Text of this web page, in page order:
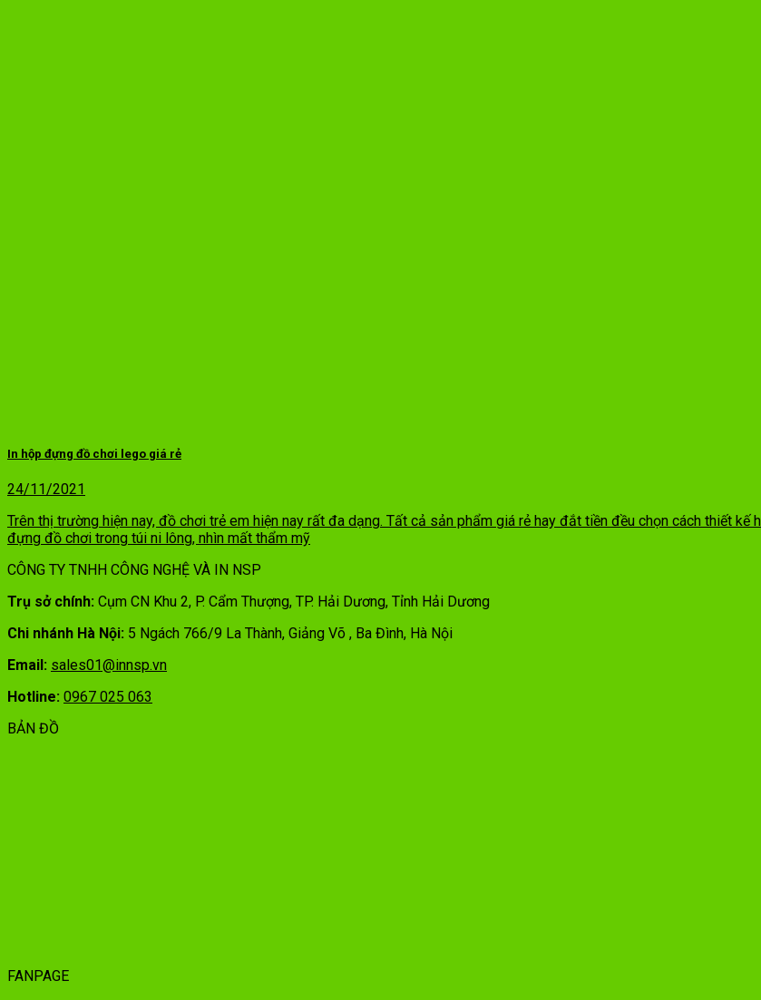
In hộp đựng đồ chơi lego giá rẻ
24/11/2021
Trên thị trường hiện nay, đồ chơi trẻ em hiện nay rất đa dạng. Tất cả sản phẩm giá rẻ hay đắt tiền đều chọn cách thiết
đựng đồ chơi trong túi ni lông, nhìn mất thẩm mỹ
CÔNG TY TNHH CÔNG NGHỆ VÀ IN NSP
Trụ sở chính: Cụm CN Khu 2, P. Cẩm Thượng, TP. Hải Dương, Tỉnh Hải Dương
Chi nhánh Hà Nội: 5 Ngách 766/9 La Thành, Giảng Võ , Ba Đình, Hà Nội
Email: sales01@innsp.vn
Hotline: 0967 025 063
BẢN ĐỒ
FANPAGE